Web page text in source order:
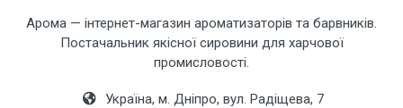
Арома — інтернет-магазин ароматизаторів та барвників.
Постачальник якісної сировини для харчової
промисловості.
Україна, м. Дніпро, вул. Радіщева, 7